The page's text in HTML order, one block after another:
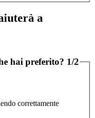
a
hai preferito? 1/2
correttamente